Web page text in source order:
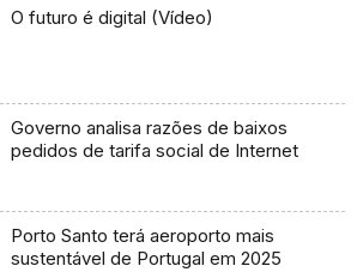
O futuro é digital (Vídeo)
Governo analisa razões de baixos
pedidos de tarifa social de Internet
Porto Santo terá aeroporto mais
sustentável de Portugal em 2025